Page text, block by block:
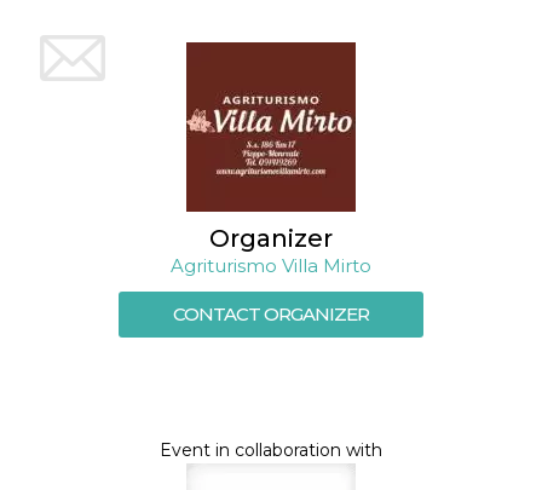
Organizer
Agriturismo Villa Mirto
CONTACT ORGANIZER
Event in collaboration with